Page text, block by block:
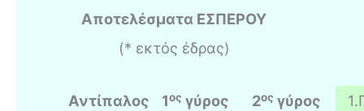
Αποτελέσματα ΕΣΠΕΡΟΥ
(* εκτός έδρας)
Αντίπαλος 1ος γύρος 2ος γύρος 1.